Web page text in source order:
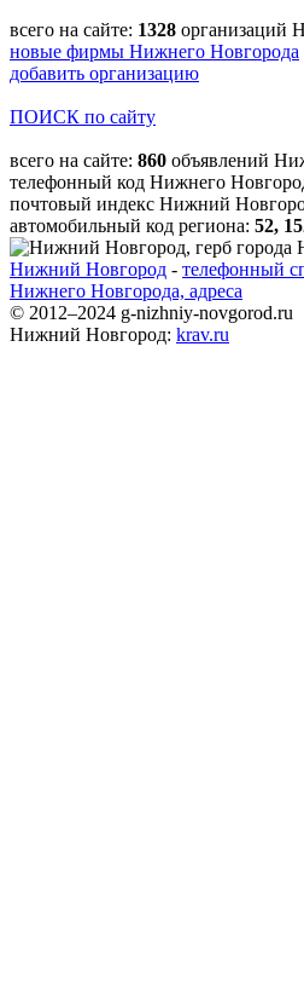
всего на сайте: 1328 организаций
новые фирмы Нижнего Новгорода
добавить организацию
ПОИСК по сайту
всего на сайте: 860 объявлений
телефонный код Нижнего
почтовый индекс Нижний
автомобильный код региона: 52,
Нижний Новгород - телефонный
Нижнего Новгорода, адреса
© 2012–2024 g-nizhniy-novgorod.ru
Нижний Новгород: krav.ru